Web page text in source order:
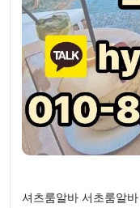
셔츠룸알바 서초룸알